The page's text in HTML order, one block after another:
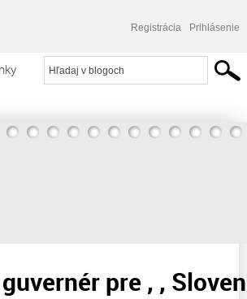
Registrácia Prihlásenie
pre , ,